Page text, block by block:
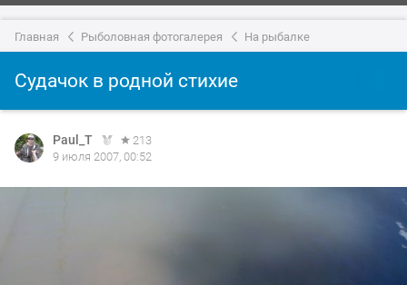
Главная Рыболовная фотогалерея На рыбалке
Судачок в родной стихие
Paul_T
213
9 июля 2007, 00:52